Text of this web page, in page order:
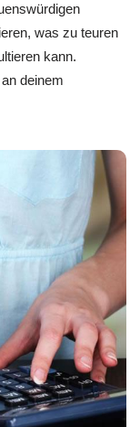
was zu teuren
kann.
deinem